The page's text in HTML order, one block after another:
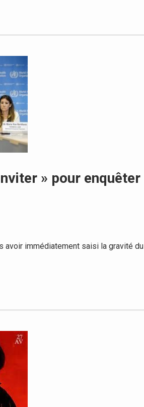
» pour enquêter
avoir immédiatement saisi la gravité du